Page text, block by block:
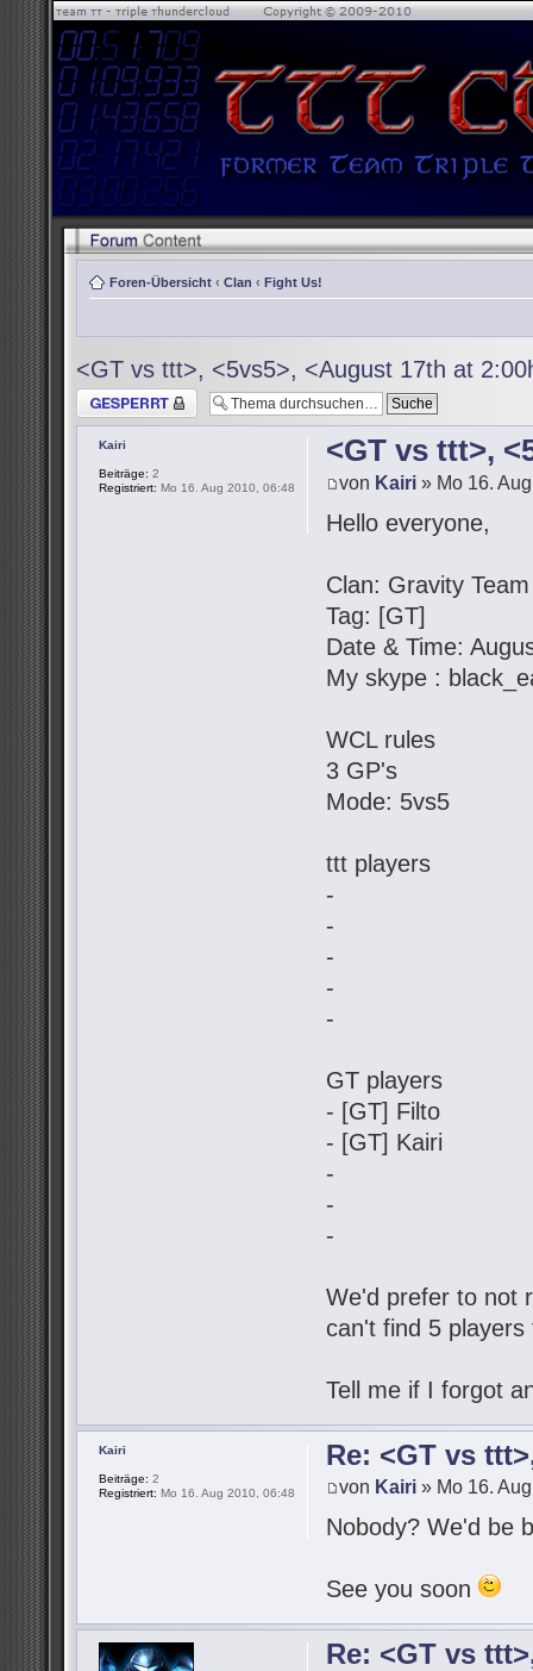
Foren-Übersicht ‹ Clan ‹ Fight Us!
<GT vs ttt>, <5vs5>, <August 17th at
Thema gesperrt
<GT vs ttt>,
von Kairi » Mo 16.
Hello everyone,
Clan: Gravity Team
Tag: [GT]
Date & Time:
My skype :
WCL rules
3 GP's
Mode: 5vs5
ttt players
-
-
-
-
-
GT players
- [GT] Filto
- [GT] Kairi
-
-
-
We'd prefer to not
can't find 5
Tell me if I forgot
Kairi
Beiträge: 2
Registriert: Mo 16. Aug 2010, 06:48
Re: <GT vs
von Kairi » Mo 16.
Nobody? We'd be
See you soon
Kairi
Beiträge: 2
Registriert: Mo 16. Aug 2010, 06:48
Re: <GT vs